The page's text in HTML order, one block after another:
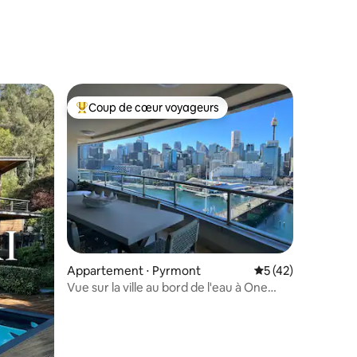
: 4,99 sur 5
: 4,98 sur 5
Coups de cœur voyageurs les plus appréciés
Coup de cœur voyageurs
Appartement ⋅ Pyrmont Évaluation
5 (42)
Vue sur la ville au bord de l'eau à One